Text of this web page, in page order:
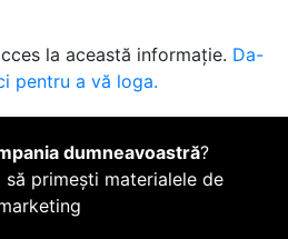
la această informație. Da-
pentru a vă loga.
dumneavoastră?
să primești materialele de